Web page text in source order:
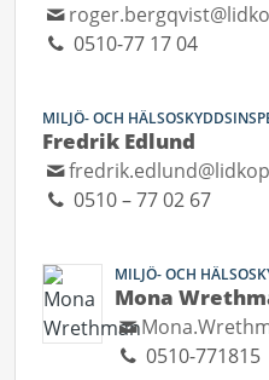
0510-77 17 04
MILJÖ- OCH
Fredrik Edlund
0510 – 77 02 67
MILJÖ- OCH
Mona
0510-771815